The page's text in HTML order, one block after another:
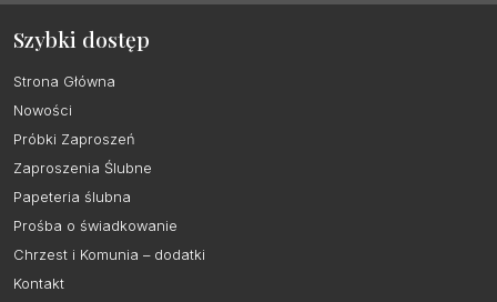
Szybki dostęp
Strona Główna
Nowości
Próbki Zaproszeń
Zaproszenia Ślubne
Papeteria ślubna
Prośba o świadkowanie
Chrzest i Komunia – dodatki
Kontakt